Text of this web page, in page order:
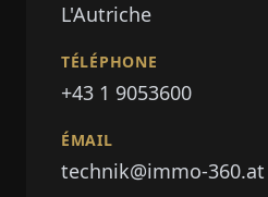
L'Autriche
TÉLÉPHONE
+43 1 9053600
ÉMAIL
technik@immo-360.at